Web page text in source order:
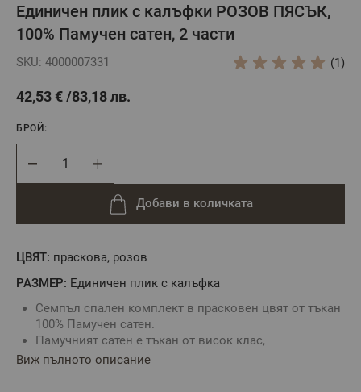
Единичен плик с калъфки РОЗОВ ПЯСЪК,
100% Памучен сатен, 2 части
SKU: 4000007331 (1)
42,53 € 83,18 лв.
ЦВЯТ: праскова, розов
РАЗМЕР: Единичен плик с калъфка
Семпъл спален комплект в прасковен цвят от тъкан
100% Памучен сатен.
Памучният сатен е тъкан от висок клас,
характеризираща се с мекота, фина структура, висока
Виж пълното описание
БРОЙ:
Добави в количката